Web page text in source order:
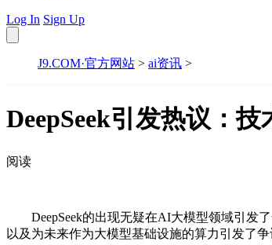
Log In Sign Up
J9.COM·官方网站 > ai资讯 >
DeepSeek引发热议：
阅读
DeepSeek的出现无疑在AI大模型领域引发了
以及为未来作为大模型基础设施的算力引发了争